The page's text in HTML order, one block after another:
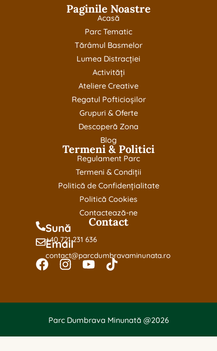
Paginile Noastre
Acasă
Parc Tematic
Tărâmul Basmelor
Lumea Distracției
Activități
Ateliere Creative
Regatul Pofticioșilor
Grupuri & Oferte
Descoperă Zona
Blog
Termeni & Politici
Regulament Parc
Termeni & Condiții
Politică de Confidențialitate
Politică Cookies
Contactează-ne
Contact
Sună
+40 721 231 636
Email
contact@parcdumbravaminunata.ro
Parc Dumbrava Minunată @2026